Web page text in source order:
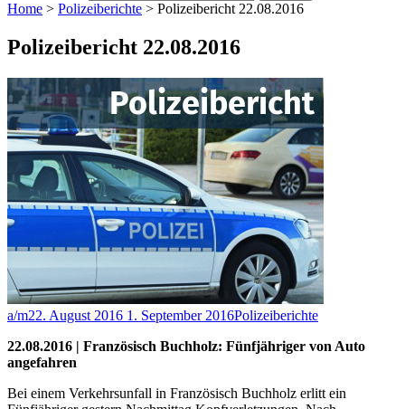
Home > Polizeiberichte > Polizeibericht 22.08.2016
Polizeibericht 22.08.2016
a/m22. August 2016 1. September 2016Polizeiberichte
22.08.2016 | Französisch Buchholz: Fünfjähriger von Auto
angefahren
Bei einem Verkehrsunfall in Französisch Buchholz erlitt ein